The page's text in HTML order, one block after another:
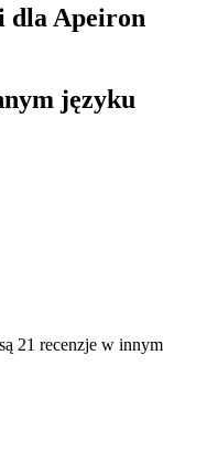
dla Apeiron
języku
21 recenzje w innym